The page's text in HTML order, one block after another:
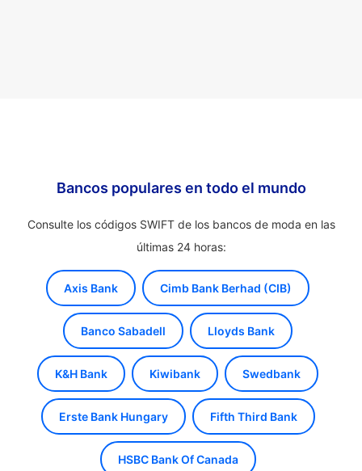
Bancos populares en todo el mundo
Consulte los códigos SWIFT de los bancos de moda en las
últimas 24 horas:
Axis Bank Cimb Bank Berhad (CIB)
Banco Sabadell Lloyds Bank
K&H Bank Kiwibank Swedbank
Erste Bank Hungary Fifth Third Bank
HSBC Bank Of Canada